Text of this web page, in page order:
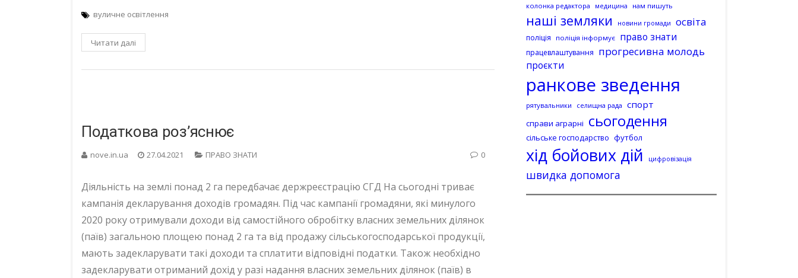
вуличне освітлення
Читати далі
Податкова роз’яснює
nove.in.ua 27.04.2021 ПРАВО ЗНАТИ 0
Діяльність на землі понад 2 га передбачає держреєстрацію СГД На сьогодні триває
кампанія декларування доходів громадян. Під час кампанії громадяни, які минулого
2020 року отримували доходи від самостійного обробітку власних земельних ділянок
(паїв) загальною площею понад 2 га та від продажу сільськогосподарської продукції,
мають задекларувати такі доходи та сплатити відповідні податки. Також необхідно
задекларувати отриманий дохід у разі надання власних земельних ділянок (паїв) в
колонка редактора
медицина нам пишуть
наші земляки новини громади освіта
поліція поліція інформує право знати
працевлаштування прогресивна молодь
проєкти
ранкове зведення
рятувальники селищна рада спорт
справи аграрні сьогодення
сільське господарство футбол
хід бойових дій цифровізація
швидка допомога